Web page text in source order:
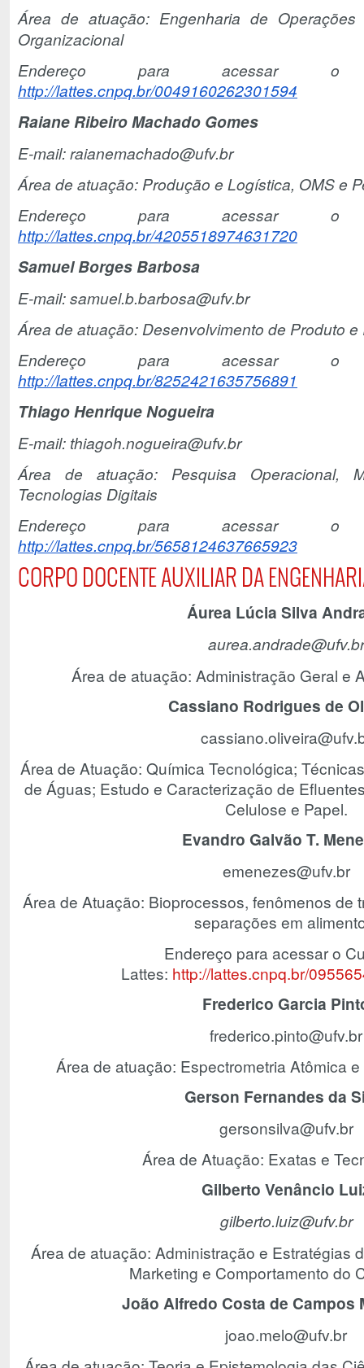
Área de atuação: Engenharia de
Organizacional
Endereço para acessar o
http://lattes.cnpq.br/0049160262301594
Raiane Ribeiro Machado Gomes
E-mail: raianemachado@ufv.br
Área de atuação: Produção e Logística, OMS e
Endereço para acessar o
http://lattes.cnpq.br/4205518974631720
Samuel Borges Barbosa
E-mail: samuel.b.barbosa@ufv.br
Área de atuação: Desenvolvimento de Produto e
Endereço para acessar o
http://lattes.cnpq.br/8252421635756891
Thiago Henrique Nogueira
E-mail: thiagoh.nogueira@ufv.br
Área de atuação: Pesquisa Operacional,
Tecnologias Digitais
Endereço para acessar o
http://lattes.cnpq.br/5658124637665923
CORPO DOCENTE AUXILIAR DA
Áurea Lúcia Silva
aurea.andrade@ufv.br
Área de atuação: Administração Geral e
Cassiano Rodrigues de
Área de Atuação: Química Tecnológica;
de Águas; Estudo e Caracterização de
Celulose e Papel.
Evandro Galvão T.
emenezes@ufv.br
Área de Atuação: Bioprocessos, fenômenos de
separações em
Endereço para acessar o
Lattes: http://lattes.cnpq.br/
Frederico Garcia
frederico.pinto@ufv.br
Área de atuação: Espectrometria Atômica
Gerson Fernandes da
gersonsilva@ufv.br
Área de Atuação: Exatas e
Gilberto Venâncio
gilberto.luiz@ufv.br
Área de atuação: Administração e Estratégias
Marketing e Comportamento do
João Alfredo Costa de
joao.melo@ufv.br